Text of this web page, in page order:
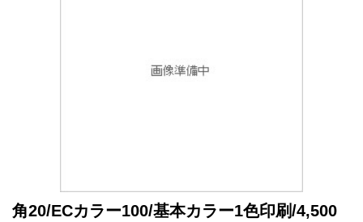
角20/ECカラー100/基本カラー1色印刷/4,500